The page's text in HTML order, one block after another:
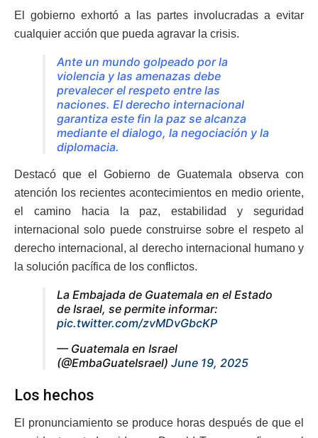
El gobierno exhortó a las partes involucradas a evitar
cualquier acción que pueda agravar la crisis.
Ante un mundo golpeado por la
violencia y las amenazas debe
prevalecer el respeto entre las
naciones. El derecho internacional
garantiza este fin la paz se alcanza
mediante el dialogo, la negociación y la
diplomacia.
Destacó que el Gobierno de Guatemala observa con
atención los recientes acontecimientos en medio oriente,
el camino hacia la paz, estabilidad y seguridad
internacional solo puede construirse sobre el respeto al
derecho internacional, al derecho internacional humano y
la solución pacífica de los conflictos.
La Embajada de Guatemala en el Estado
de Israel, se permite informar:
pic.twitter.com/zvMDvGbcKP
— Guatemala en Israel
(@EmbaGuateIsrael) June 19, 2025
Los hechos
El pronunciamiento se produce horas después de que el